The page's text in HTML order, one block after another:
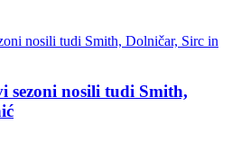
sezoni nosili tudi Smith,